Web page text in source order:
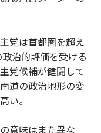
党は首都圏を超え
治的評価を受ける
党候補が健闘して
道の政治地形の変
い。
意味はまた異な